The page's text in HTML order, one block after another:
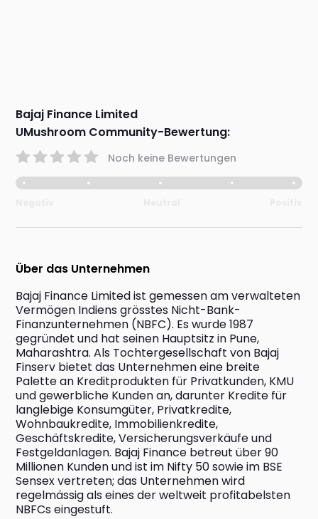
Bajaj Finance Limited
UMushroom Community-Bewertung:
Noch keine Bewertungen
Über das Unternehmen
Bajaj Finance Limited ist gemessen am verwalteten
Vermögen Indiens grösstes Nicht-Bank-
Finanzunternehmen (NBFC). Es wurde 1987
gegründet und hat seinen Hauptsitz in Pune,
Maharashtra. Als Tochtergesellschaft von Bajaj
Finserv bietet das Unternehmen eine breite
Palette an Kreditprodukten für Privatkunden, KMU
und gewerbliche Kunden an, darunter Kredite für
langlebige Konsumgüter, Privatkredite,
Wohnbaukredite, Immobilienkredite,
Geschäftskredite, Versicherungsverkäufe und
Festgeldanlagen. Bajaj Finance betreut über 90
Millionen Kunden und ist im Nifty 50 sowie im BSE
Sensex vertreten; das Unternehmen wird
regelmässig als eines der weltweit profitabelsten
NBFCs eingestuft.